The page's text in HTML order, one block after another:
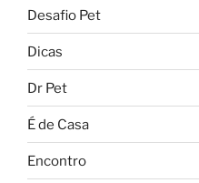
Desafio Pet
Dicas
Dr Pet
É de Casa
Encontro